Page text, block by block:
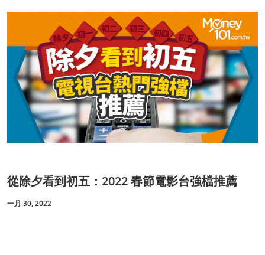
從除夕看到初五：2022 春節電影台強檔推薦
一月 30, 2022